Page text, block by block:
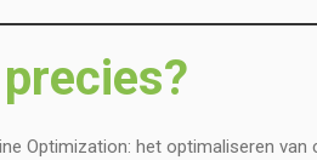
Optimization: het optimaliseren